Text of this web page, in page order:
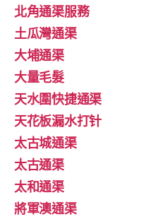
北角通渠服務
土瓜灣通渠
大埔通渠
大量毛髮
天水圍快捷通渠
天花板漏水打针
太古城通渠
太古通渠
太和通渠
將軍澳通渠